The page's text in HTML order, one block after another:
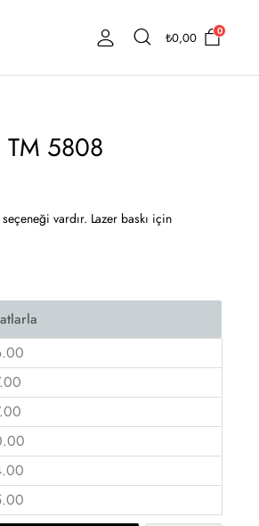
₺0,00 0
5808
vardır. Lazer baskı için